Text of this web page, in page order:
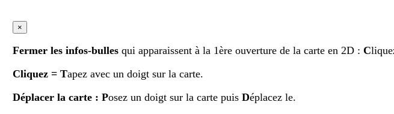
×
Fermer les infos-bullesqui apparaissent à la 1ère ouverture de la carte en 2D :C
Cliquez= Tapez avec un doigt sur la carte.
Déplacer la carte : Posez un doigt sur la carte puisDéplacez le.